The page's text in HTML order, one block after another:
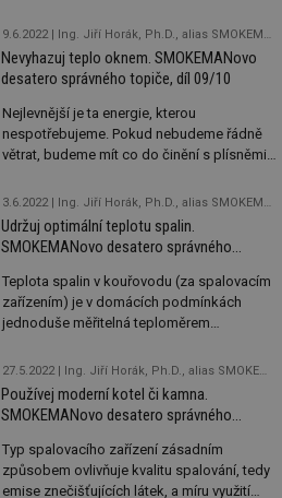
dáváme, co tam dáváme, kdo to tam dává,
a jak se o zařízení stará.
9.6.2022 Ing. Jiří Horák, Ph.D., alias SMOKEMAN, Ing. František Hopan, Ph.D.
Nevyhazuj teplo oknem. SMOKEMANovo
desatero správného topiče, díl 09/10
Nejlevnější je ta energie, kterou
nespotřebujeme. Pokud nebudeme řádně
větrat, budeme mít co do činění s plísněmi.
vzduchu), ale i čerstvý, se správnou
koncentrací oxidu uhličitého a vlhkosti.
3.6.2022 Ing. Jiří Horák, Ph.D., alias SMOKEMAN, Ing. František Hopan, Ph.D.
Udržuj optimální teplotu spalin.
SMOKEMANovo desatero správného
Teplota spalin v kouřovodu (za spalovacím
zařízením) je v domácích podmínkách
jednoduše měřitelná teploměrem
spalovacího zařízení (zanesení výměníku),
způsobu jeho provozu, míře využití vložené
energie v palivu a může upozornit na
nebezpečí spojené s kondenzací dehtů
a vodní páry ve spalinové cestě.
27.5.2022 Ing. Jiří Horák, Ph.D., alias SMOKEMAN, Ing. František Hopan, Ph.D.
Používej moderní kotel či kamna.
SMOKEMANovo desatero správného
Typ spalovacího zařízení zásadním
způsobem ovlivňuje kvalitu spalování, tedy
emise znečišťujících látek, a míru využití